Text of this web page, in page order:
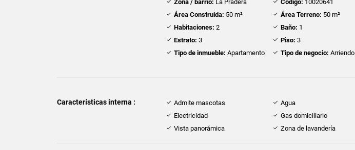
Zona / barrio: La Pradera Código: 10020641
Área Construida: 50 m² Área Terreno: 50 m²
Habitaciones: 2 Baño: 1
Estrato: 3 Piso: 3
Tipo de inmueble: Apartamento Tipo de negocio: Arriendo
Características interna : Admite mascotas Agua
Electricidad
Gas domiciliario
Vista panorámica
Zona de lavandería